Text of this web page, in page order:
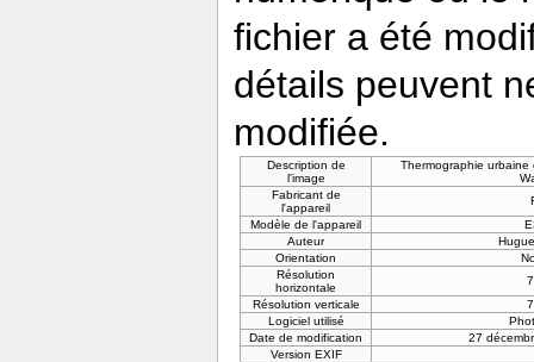
fichier a été
détails peuvent
modifiée.
Description de
l'image
Thermographie urbaine
Fabricant de
l'appareil
Modèle de l'appareil
Auteur
Orientation
Résolution
horizontale
Résolution verticale
Logiciel utilisé
Date de modification
27
Version EXIF